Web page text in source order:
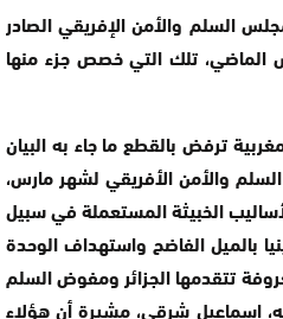
السلم والأمن الإفريقي الصادر
جلسته بتاريخ 9 مارس الماضي، تلك التي خصص جزء منها
ترفض بالقطع ما جاء به البيان
والأمن الأفريقي لشهر مارس،
الخبيثة المستعملة في سبيل
بالميل الفاضح واستهداف الوحدة
تتقدمها الجزائر ومفوض السلم
اسماعيل شرقي، مشيرة أن هؤلاء